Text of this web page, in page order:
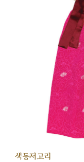
색동저고리